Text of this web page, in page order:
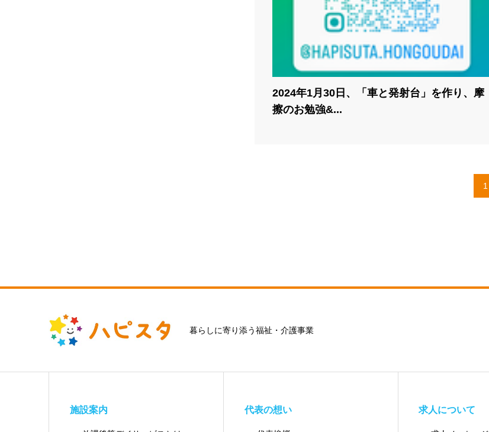
2024年1月30日、「車と発射台」を作り、摩
擦のお勉強&...
1
暮らしに寄り添う福祉・介護事業
施設案内 代表の想い 求人について